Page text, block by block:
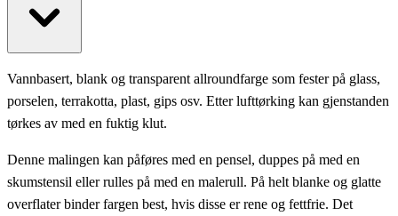
Vannbasert, blank og transparent allroundfarge som fester på glass,
porselen, terrakotta, plast, gips osv. Etter lufttørking kan gjenstanden
tørkes av med en fuktig klut.
Denne malingen kan påføres med en pensel, duppes på med en
skumstensil eller rulles på med en malerull. På helt blanke og glatte
overflater binder fargen best, hvis disse er rene og fettfrie. Det